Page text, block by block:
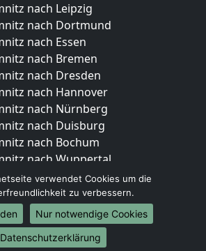
nach Leipzig
nach Dortmund
nach Essen
nach Bremen
nach Dresden
nach Hannover
nach Nürnberg
nach Duisburg
nach Bochum
nach Wuppertal
nach Bielefeld
nach Bonn
nach Münster
Umzüge
verwendet Cookies um die
zu verbessern.
Nur notwendige Cookies
Datenschutzerklärung